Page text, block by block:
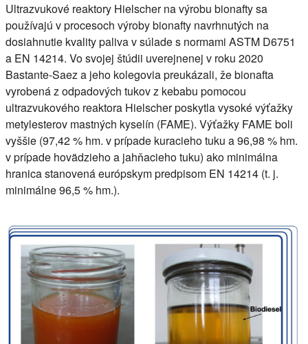
Ultrazvukové reaktory Hielscher na výrobu bionafty sa
používajú v procesoch výroby bionafty navrhnutých na
dosiahnutie kvality paliva v súlade s normami ASTM D6751
a EN 14214. Vo svojej štúdii uverejnenej v roku 2020
Bastante-Saez a jeho kolegovia preukázali, že bionafta
vyrobená z odpadových tukov z kebabu pomocou
ultrazvukového reaktora Hielscher poskytla vysoké výťažky
metylesterov mastných kyselín (FAME). Výťažky FAME boli
vyššie (97,42 % hm. v prípade kuracieho tuku a 96,98 % hm.
v prípade hovädzieho a jahňacieho tuku) ako minimálna
hranica stanovená európskym predpisom EN 14214 (t. j.
minimálne 96,5 % hm.).